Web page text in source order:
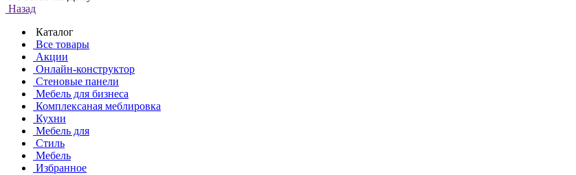
Назад
Каталог
Все товары
Акции
Онлайн-конструктор
Стеновые панели
Мебель для бизнеса
Комплексаная меблировка
Кухни
Мебель для
Стиль
Мебель
Избранное